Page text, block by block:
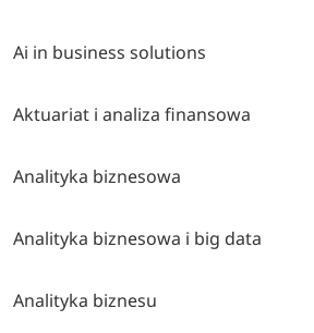
Ai in business solutions
Aktuariat i analiza finansowa
Analityka biznesowa
Analityka biznesowa i big data
Analityka biznesu